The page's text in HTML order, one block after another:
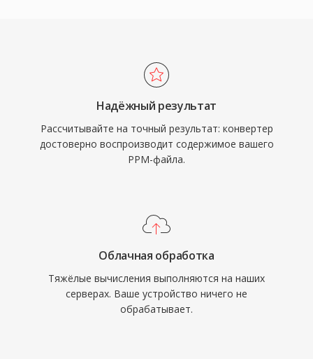
Надёжный результат
Рассчитывайте на точный результат: конвертер
достоверно воспроизводит содержимое вашего
PPM-файла.
Облачная обработка
Тяжёлые вычисления выполняются на наших
серверах. Ваше устройство ничего не
обрабатывает.